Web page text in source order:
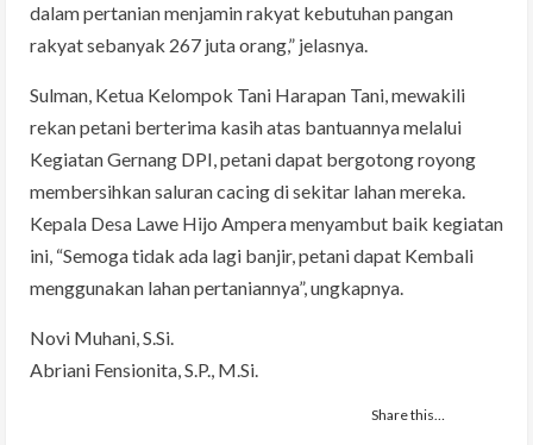
dalam pertanian menjamin rakyat kebutuhan pangan
rakyat sebanyak 267 juta orang,” jelasnya.
Sulman, Ketua Kelompok Tani Harapan Tani, mewakili
rekan petani berterima kasih atas bantuannya melalui
Kegiatan Gernang DPI, petani dapat bergotong royong
membersihkan saluran cacing di sekitar lahan mereka.
Kepala Desa Lawe Hijo Ampera menyambut baik kegiatan
ini, “Semoga tidak ada lagi banjir, petani dapat Kembali
menggunakan lahan pertaniannya”, ungkapnya.
Novi Muhani, S.Si.
Abriani Fensionita, S.P., M.Si.
Share this…